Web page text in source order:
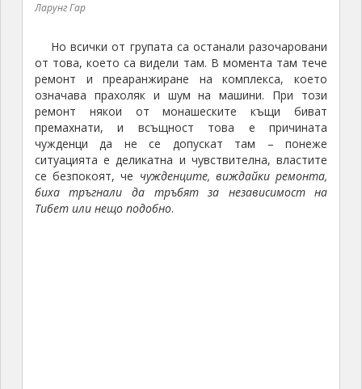
Ларунг Гар
Но всички от групата са останали разочаровани
от това, което са видели там. В момента там тече
ремонт и преаранжиране на комплекса, което
означава прахоляк и шум на машини. При този
ремонт някои от монашеските къщи биват
премахнати, и всъщност това е причината
чужденци да не се допускат там – понеже
ситуацията е деликатна и чувствителна, властите
се безпокоят, че чужденците, виждайки ремонта,
биха тръгнали да тръбят за независимост на
Тибет или нещо подобно.